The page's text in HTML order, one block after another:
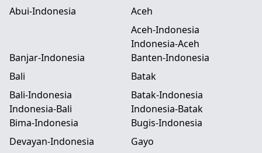
Abui-Indonesia
Aceh
Aceh-Indonesia
Indonesia-Aceh
Banjar-Indonesia
Banten-Indonesia
Bali
Bali-Indonesia
Indonesia-Bali
Batak
Batak-Indonesia
Indonesia-Batak
Bima-Indonesia
Bugis-Indonesia
Devayan-Indonesia
Gayo